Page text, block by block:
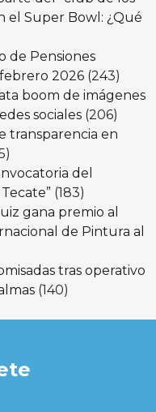
el Super Bowl: ¿Qué
de Pensiones
2026 (243)
boom de imágenes
sociales (206)
transparencia en
del
(183)
gana premio al
de Pintura al
tras operativo
(140)